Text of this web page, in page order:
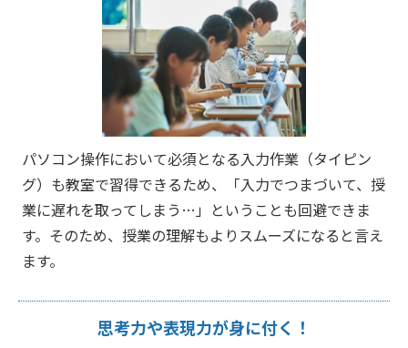
パソコン操作において必須となる入力作業（タイピン
グ）も教室で習得できるため、「入力でつまづいて、授
業に遅れを取ってしまう…」ということも回避できま
す。そのため、授業の理解もよりスムーズになると言え
ます。
思考力や表現力が身に付く！